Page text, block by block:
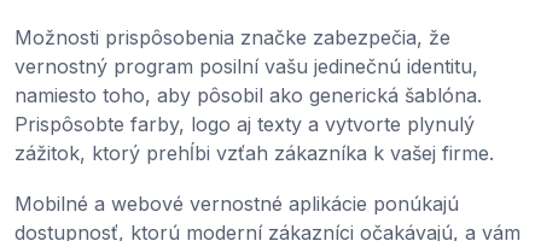
Možnosti prispôsobenia značke zabezpečia, že
vernostný program posilní vašu jedinečnú identitu,
namiesto toho, aby pôsobil ako generická šablóna.
Prispôsobte farby, logo aj texty a vytvorte plynulý
zážitok, ktorý prehĺbi vzťah zákazníka k vašej firme.
Mobilné a webové vernostné aplikácie ponúkajú
dostupnosť, ktorú moderní zákazníci očakávajú, a vám